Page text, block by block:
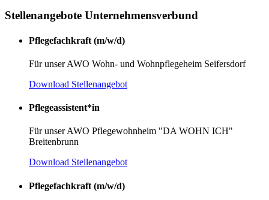
Stellenangebote Unternehmensverbund
Pflegefachkraft (m/w/d)
Für unser AWO Wohn- und Wohnpflegeheim Seifersdorf
Download Stellenangebot
Pflegeassistent*in
Für unser AWO Pflegewohnheim "DA WOHN ICH"
Breitenbrunn
Download Stellenangebot
Pflegefachkraft (m/w/d)